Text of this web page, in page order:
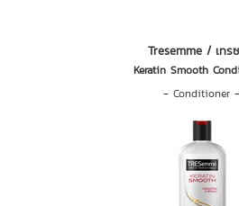
Tresemme / เทร
Keratin Smooth
-Conditioner -